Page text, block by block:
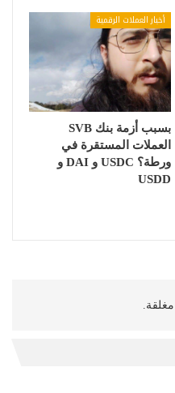
أخبار العملات الرقمية
بسبب أزمة بنك SVB
العملات المستقرة في
ورطة؟ USDC و DAI و
USDD
مغلقة.